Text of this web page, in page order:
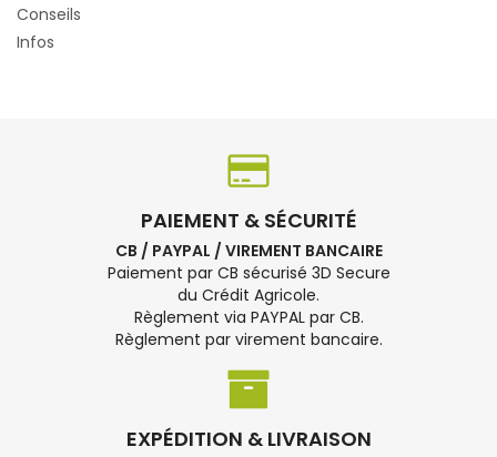
Conseils
Infos
PAIEMENT & SÉCURITÉ
CB / PAYPAL / VIREMENT BANCAIRE
Paiement par CB sécurisé 3D Secure
du Crédit Agricole.
Règlement via PAYPAL par CB.
Règlement par virement bancaire.
EXPÉDITION & LIVRAISON